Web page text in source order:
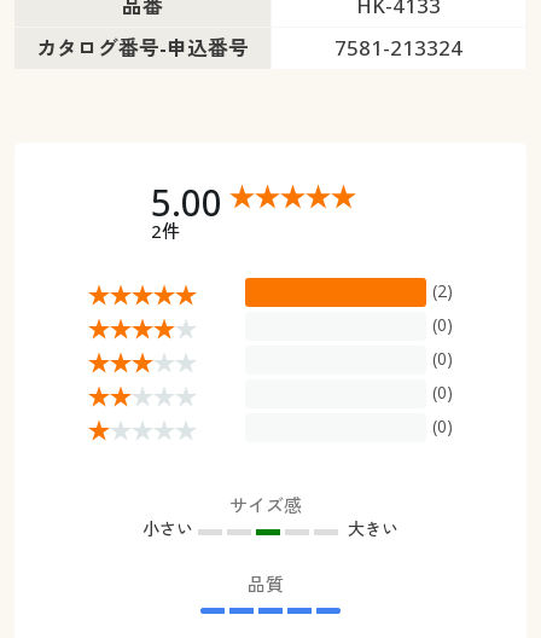
品番
HK-4133
カタログ番号-申込番号
7581-213324
5.00
2件
(2)
(0)
(0)
(0)
(0)
サイズ感
小さい 大きい
品質